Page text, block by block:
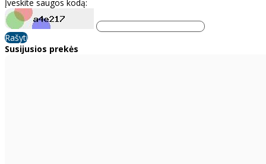
Įveskite saugos kodą:
Rašyti
Susijusios prekės